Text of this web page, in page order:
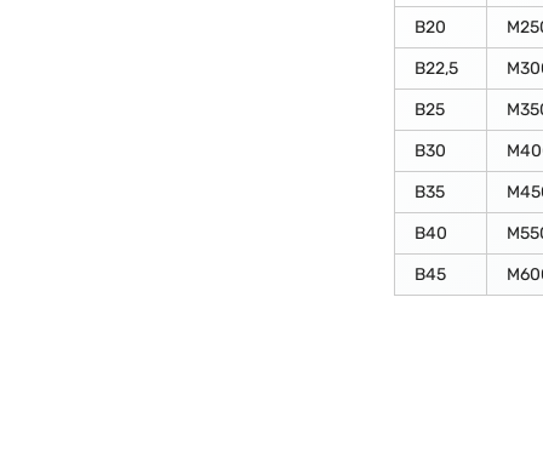
В20
В22,5
В25
В30
В35
В40
В45